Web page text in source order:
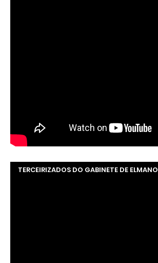
TERCEIRIZADOS DO GABINETE DE ELMANO